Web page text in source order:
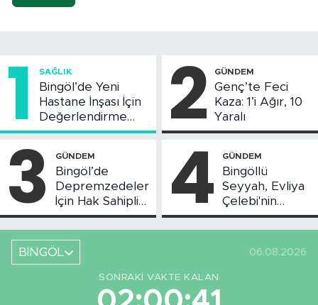
1 SAĞLIK
Bingöl’de Yeni
Hastane İnşası İçin
Değerlendirme
Toplantısı Yapıldı
2 GÜNDEM
Genç’te Feci
Kaza: 1’i Ağır, 10
Yaralı
3 GÜNDEM
Bingöl’de
Depremzedeler
İçin Hak Sahipliği
Askı Süreci
Başladı
4 GÜNDEM
Bingöllü
Seyyah, Evliya
Çelebi'nin
Bahsettiği
Bingöl'deki O
BİNGÖL 06.08.2026
SONRAKI VAKTE KALAN